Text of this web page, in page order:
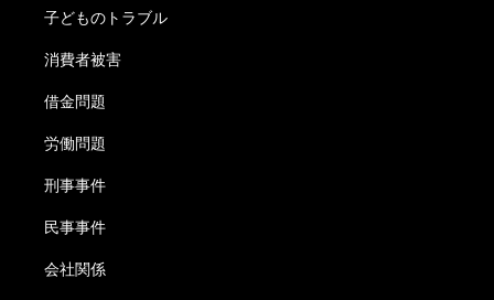
子どものトラブル
消費者被害
借金問題
労働問題
刑事事件
民事事件
会社関係